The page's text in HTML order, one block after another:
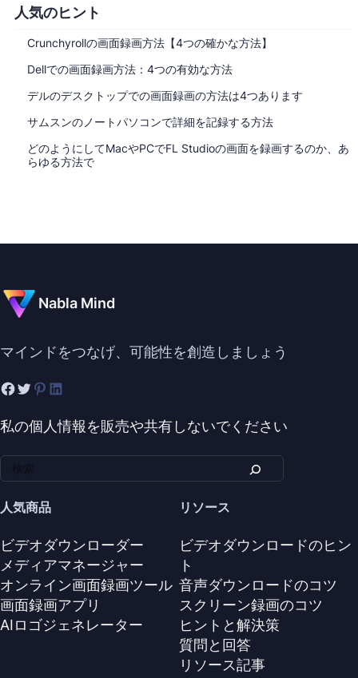
人気のヒント
Crunchyrollの画面録画方法【4つの確かな方法】
Dellでの画面録画方法：4つの有効な方法
デルのデスクトップでの画面録画の方法は4つあります
サムスンのノートパソコンで詳細を記録する方法
どのようにしてMacやPCでFL Studioの画面を録画するのか、あ
らゆる方法で
Nabla Mind
マインドをつなげ、可能性を創造しましょう
私の個人情報を販売や共有しないでください
人気商品
ビデオダウンローダー
メディアマネージャー
オンライン画面録画ツール
画面録画アプリ
AIロゴジェネレーター
リソース
ビデオダウンロードのヒン
ト
音声ダウンロードのコツ
スクリーン録画のコツ
ヒントと解決策
質問と回答
リソース記事